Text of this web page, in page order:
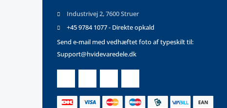
Industrivej 2, 7600 Struer
+45 9784 1077 - Direkte opkald
Send e-mail med vedhæftet foto af typeskilt til:
Support@hvidevaredele.dk